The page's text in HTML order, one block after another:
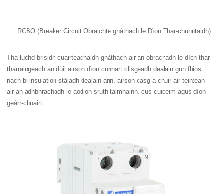
RCBO (Breaker Circuit Obraichte gnàthach le Dìon Thar-chunntaidh)
Tha luchd-brisidh cuairteachaidh gnàthach air an obrachadh le dìon thar-
tharraingeach an dùil airson dìon cunnart clisgeadh dealain gun fhios
nach bi insulation stàladh dealain ann, airson casg a chuir air teintean
air an adhbhrachadh le aodion sruth talmhainn, cus cuideim agus dìon
geàrr-chuairt.